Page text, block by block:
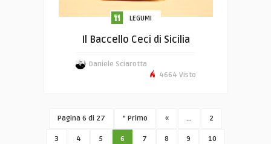
LEGUMI
Il Baccello Ceci di Sicilia
Daniele Sciarotta
4664 Visto
Pagina 6 di 27 " Primo « ... 2
3 4 5 6 7 8 9 10